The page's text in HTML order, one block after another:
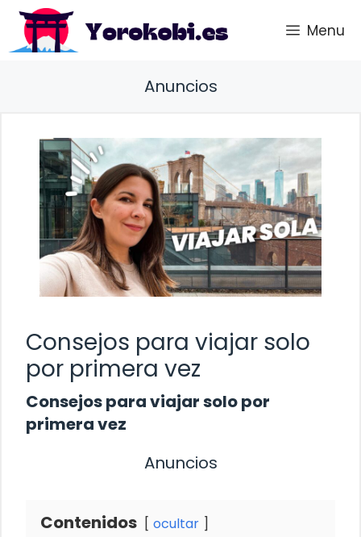
Saltar
contenido
Menu
Anuncios
Consejos para viajar solo
por primera vez
Consejos para viajar solo por
primera vez
Anuncios
Contenidos ocultar